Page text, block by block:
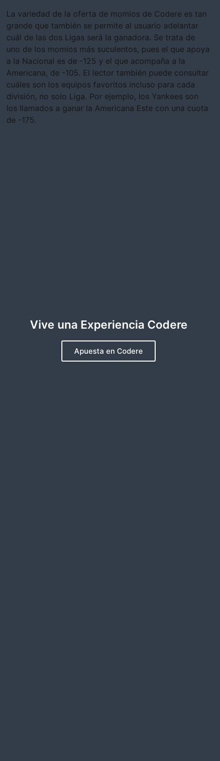
La variedad de la oferta de momios de Codere es tan
grande que también se permite al usuario adelantar
cuál de las dos Ligas será la ganadora. Se trata de
uno de los momios más suculentos, pues el que apoya
a la Nacional es de -125 y el que acompaña a la
Americana, de -105. El lector también puede consultar
cuáles son los equipos favoritos incluso para cada
división, no solo Liga. Por ejemplo, los Yankees son
los llamados a ganar la Americana Este con una cuota
de -175.
Vive una Experiencia Codere
Apuesta en Codere